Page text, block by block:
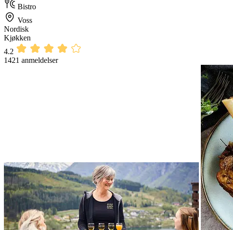
Bistro
Voss
Nordisk
Kjøkken
4.2
1421 anmeldelser